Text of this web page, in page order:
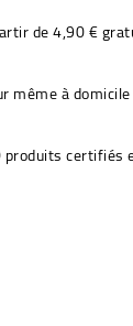
de 4,90 €
même à
produits certifiés